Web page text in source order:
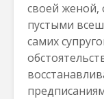
своей
пустыми
самих